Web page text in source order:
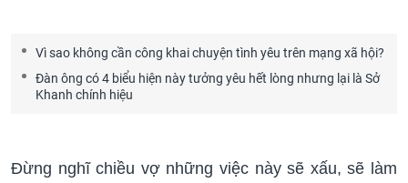
Vì sao không cần công khai chuyện tình yêu trên mạng xã hội?
Đàn ông có 4 biểu hiện này tưởng yêu hết lòng nhưng lại là Sở
Khanh chính hiệu
Đừng nghĩ chiều vợ những việc này sẽ xấu, sẽ làm